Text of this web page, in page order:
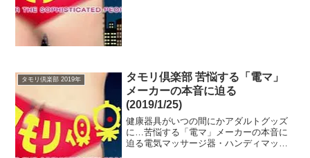
タモリ倶楽部 2019年
タモリ倶楽部 苦悩する「電マ」
メーカーの本音に迫る
(2019/1/25)
健康器具がいつの間にかアダルトグッズ
に…苦悩する「電マ」メーカーの本音に
迫る電気マッサージ器・ハンディマッサ